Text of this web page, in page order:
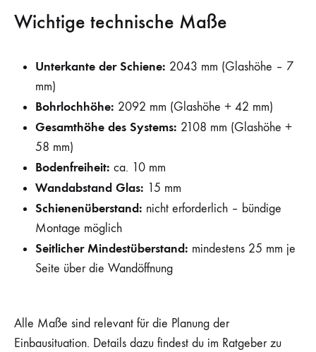
Wichtige technische Maße
Unterkante der Schiene: 2043 mm (Glashöhe – 7
mm)
Bohrlochhöhe: 2092 mm (Glashöhe + 42 mm)
Gesamthöhe des Systems: 2108 mm (Glashöhe +
58 mm)
Bodenfreiheit: ca. 10 mm
Wandabstand Glas: 15 mm
Schienenüberstand: nicht erforderlich – bündige
Montage möglich
Seitlicher Mindestüberstand: mindestens 25 mm je
Seite über die Wandöffnung
Alle Maße sind relevant für die Planung der
Einbausituation. Details dazu findest du im Ratgeber zu